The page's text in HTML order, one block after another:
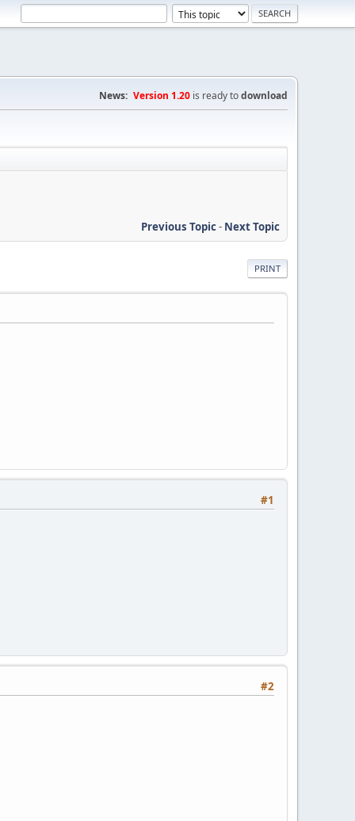
News: Version 1.20 is ready todownload
Previous Topic- Next Topic
PRINT
#1
#2